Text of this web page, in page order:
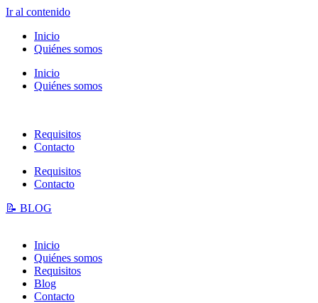
Ir al contenido
Inicio
Quiénes somos
Inicio
Quiénes somos
Requisitos
Contacto
Requisitos
Contacto
📝 BLOG
Inicio
Quiénes somos
Requisitos
Blog
Contacto